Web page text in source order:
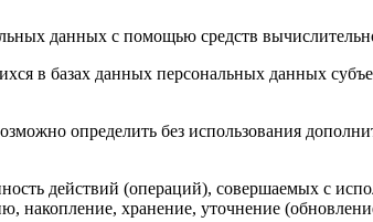
данных с помощью средств
в базах данных персональных данных
определить без использования
действий (операций), совершаемых с
накопление, хранение, уточнение